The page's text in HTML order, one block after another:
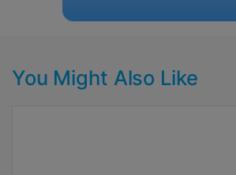
You Might Also Like